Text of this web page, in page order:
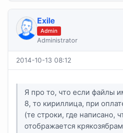
Exile
Admin
Administrator
2014-10-13 08:12
Я про то, что если файлы
8, то кириллица, при
(те строки, где написано,
отображается